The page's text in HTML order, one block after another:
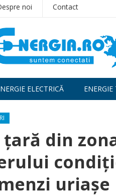
noi Contact
ELECTRICĂ
țară din
uriașe